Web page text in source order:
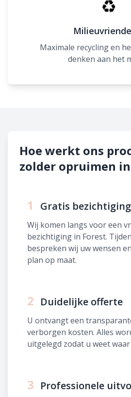
♻
Maximale recycling en
denken aan het
Hoe werkt ons
zolder opruimen
1 Gratis bezichtiging
Wij komen langs voor een
bezichtiging in Forest.
bespreken wij uw wensen
plan op maat.
2 Duidelijke offerte
U ontvangt een
verborgen kosten. Alles
uitgelegd zodat u weet
3 Professionele